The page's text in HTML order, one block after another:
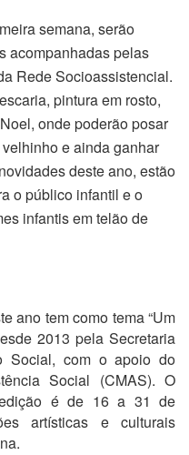
semana, serão
acompanhadas pelas
Rede Socioassistencial.
pintura em rosto,
onde poderão posar
e ainda ganhar
deste ano, estão
o público infantil e o
infantis em telão de
ano tem como tema “Um
2013 pela Secretaria
Social, com o apoio do
Social (CMAS). O
é de 16 a 31 de
artísticas e culturais